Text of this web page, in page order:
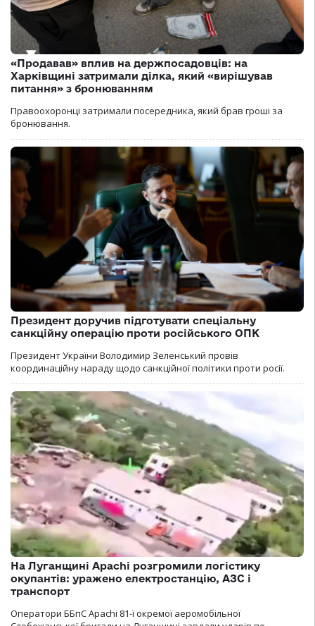
«Продавав» вплив на держпосадовців: на
Харківщині затримали ділка, який «вирішував
питання» з бронюванням
Правоохоронці затримали посередника, який брав гроші за
бронювання.
Президент доручив підготувати спеціальну
санкційну операцію проти російського ОПК
Президент України Володимир Зеленський провів
координаційну нараду щодо санкційної політики проти росії.
На Луганщині Apachi розгромили логістику
окупантів: уражено електростанцію, АЗС і
транспорт
Оператори ББпС Apachi 81-ї окремої аеромобільної